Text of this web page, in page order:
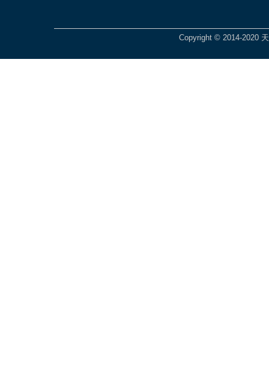
Copyright © 2014-2020